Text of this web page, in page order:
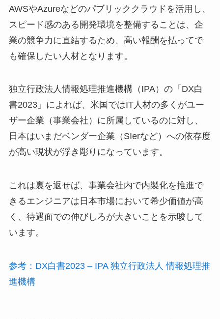
AWSやAzureなどのパブリッククラウドを活用し、
スピード感のある開発環境を整備することは、企
業の競争力に直結するため、高い報酬を払ってで
も確保したい人材となります。
独立行政法人情報処理推進機構（IPA）の「DX白
書2023」によれば、米国ではIT人材の多くがユー
ザー企業（事業会社）に所属しているのに対し、
日本はいまだベンダー企業（SIerなど）への依存度
が高い現状が浮き彫りになっています。
これは裏を返せば、事業会社内で内製化を推進で
きるエンジニアは日本市場において希少価値が高
く、待遇面での伸びしろが大きいことを示唆して
います。
参考：DX白書2023 – IPA 独立行政法人 情報処理推
進機構